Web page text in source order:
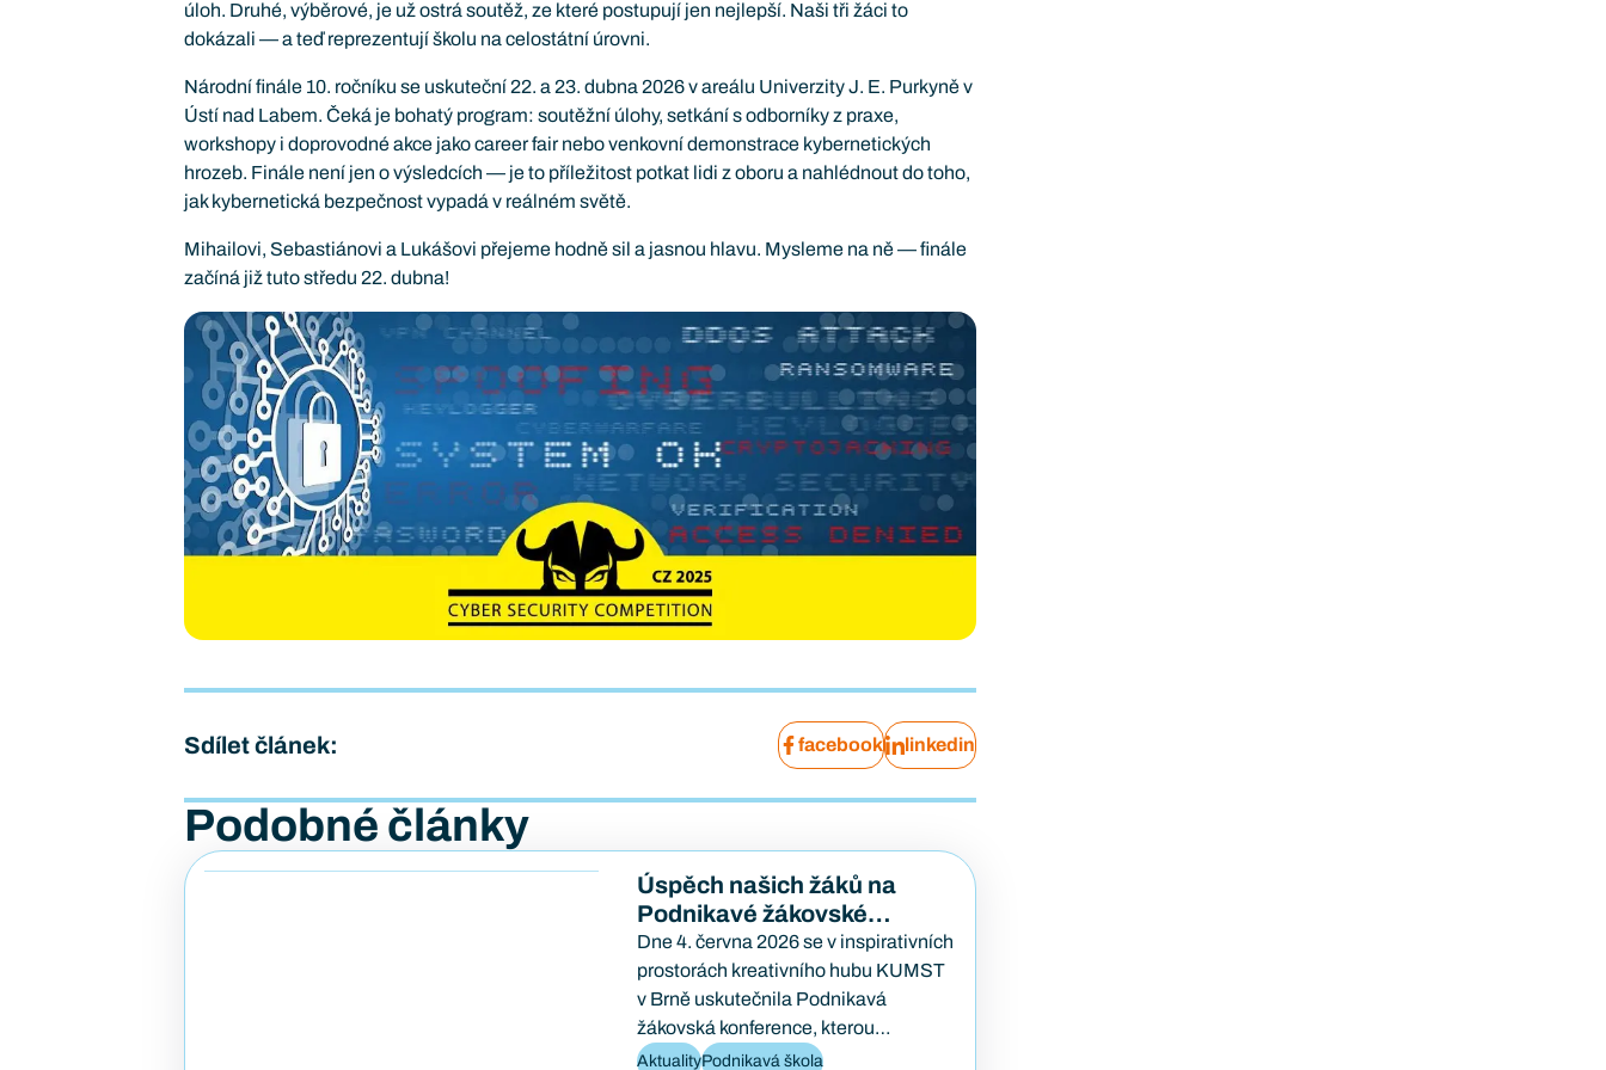
úloh. Druhé, výběrové, je už ostrá soutěž, ze které postupují jen nejlepší. Naši tři žáci to
dokázali — a teď reprezentují školu na celostátní úrovni.
Národní finále 10. ročníku se uskuteční 22. a 23. dubna 2026 v areálu Univerzity J. E. Purkyně v
Ústí nad Labem. Čeká je bohatý program: soutěžní úlohy, setkání s odborníky z praxe,
workshopy i doprovodné akce jako career fair nebo venkovní demonstrace kybernetických
hrozeb. Finále není jen o výsledcích — je to příležitost potkat lidi z oboru a nahlédnout do toho,
jak kybernetická bezpečnost vypadá v reálném světě.
Mihailovi, Sebastiánovi a Lukášovi přejeme hodně sil a jasnou hlavu. Mysleme na ně — finále
začíná již tuto středu 22. dubna!
Sdílet článek: facebook linkedin
Podobné články
Úspěch našich žáků na
Podnikavé žákovské
konferenci
Dne 4. června 2026 se v inspirativních
prostorách kreativního hubu KUMST
v Brně uskutečnila Podnikavá
žákovská konference, kterou
každoročně pořádá organizace Lipka.
AktualityPodnikavá škola